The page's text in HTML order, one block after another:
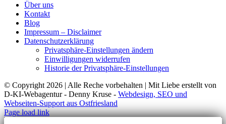
Über uns
Kontakt
Blog
Impressum – Disclaimer
Datenschutzerklärung
Privatsphäre-Einstellungen ändern
Einwilligungen widerrufen
Historie der Privatsphäre-Einstellungen
© Copyright 2026 | Alle Reche vorbehalten | Mit Liebe erstellt von
D-KI-Webagentur - Denny Kruse - Webdesign, SEO und
Webseiten-Support aus Ostfriesland
Page load link